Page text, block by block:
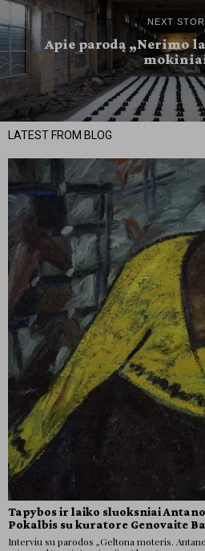
NEXT
Apie parodą „Nerimo
LATEST FROM BLOG
Tapybos ir laiko sluoksniai
Pokalbis su kuratore Genovaite
Interviu su parodos „Geltona moteris.